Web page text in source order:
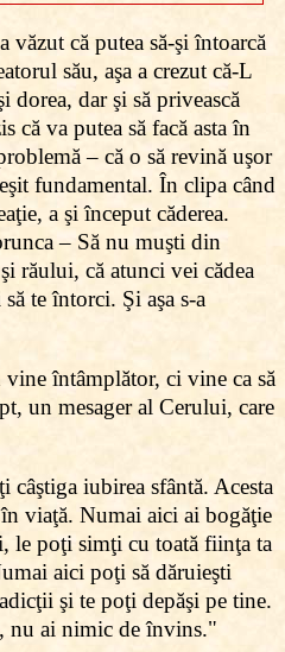
văzut că putea să-şi întoarcă
său, aşa a crezut că-L
dorea, dar şi să privească
că va putea să facă asta în
– că o să revină uşor
fundamental. În clipa când
a şi început căderea.
– Să nu muşti din
răului, că atunci vei cădea
te întorci. Şi aşa s-a
întâmplător, ci vine ca să
un mesager al Cerului, care
câştiga iubirea sfântă. Acesta
viaţă. Numai aici ai bogăţie
le poţi simţi cu toată fiinţa ta
aici poţi să dăruieşti
şi te poţi depăşi pe tine.
ai nimic de învins."